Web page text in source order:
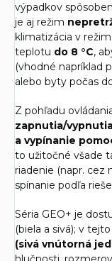
výpadkov
je aj režim
klimatizácia v
teplotu do 8 °C,
(vhodné napríklad
alebo byty počas
Z pohľadu
zapnutia/
a vypínanie
to užitočné všade
riadenie (napr. cez
spínanie podľa
Séria GEO+ je
(biela a sivá); v
(sivá vnútorná